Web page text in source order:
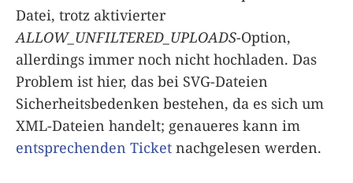
Datei, trotz aktivierter
ALLOW_UNFILTERED_UPLOADS-Option,
allerdings immer noch nicht hochladen. Das
Problem ist hier, das bei SVG-Dateien
Sicherheitsbedenken bestehen, da es sich um
XML-Dateien handelt; genaueres kann im
entsprechenden Ticket nachgelesen werden.